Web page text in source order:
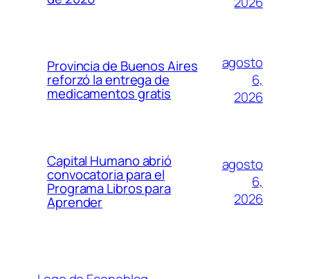
Provincia de Buenos Aires
reforzó la entrega de
medicamentos gratis
agosto
6,
2026
Capital Humano abrió
convocatoria para el
Programa Libros para
Aprender
agosto
6,
2026